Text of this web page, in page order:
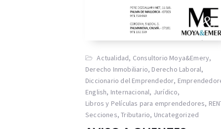
Actualidad, Consultorio Moya&Emery,
Derecho Inmobiliario, Derecho Laboral,
Diccionario del Emprendedor,
English, Internacional, Jurídico,
Libros y Películas para emprendedores,
Secciones,Tributario, Uncategorized